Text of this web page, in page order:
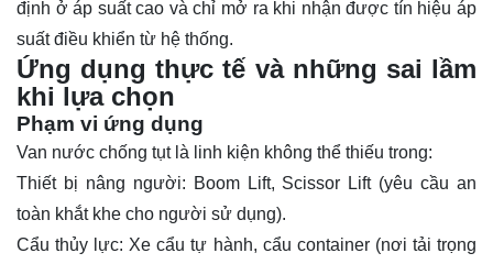
định ở áp suất cao và chỉ mở ra khi nhận được tín hiệu áp
suất điều khiển từ hệ thống.
Ứng dụng thực tế và những sai lầm
khi lựa chọn
Phạm vi ứng dụng
Van nước chống tụt là linh kiện không thể thiếu trong:
Thiết bị nâng người: Boom Lift, Scissor Lift (yêu cầu an
toàn khắt khe cho người sử dụng).
Cẩu thủy lực: Xe cẩu tự hành, cẩu container (nơi tải trọng